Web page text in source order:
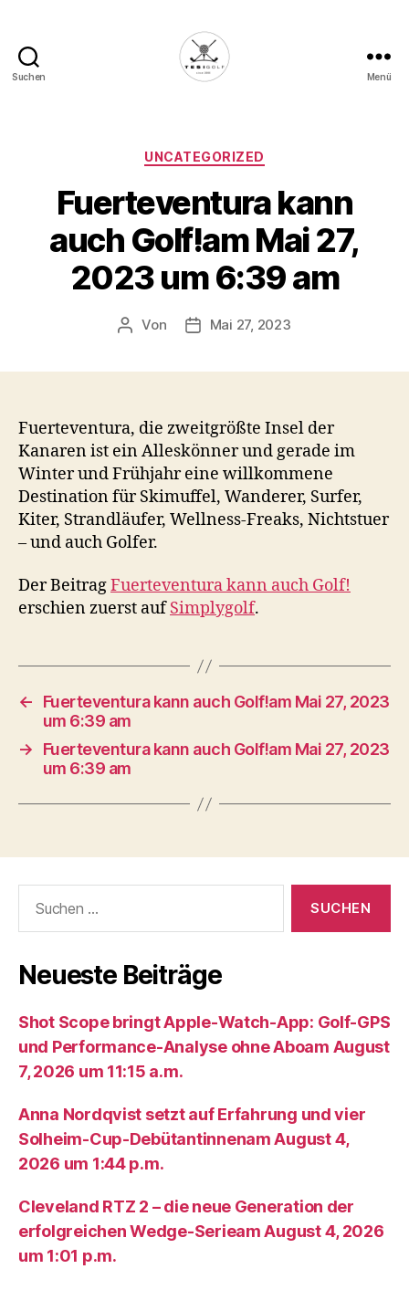
Suchen
Deine
Plattform
für
Golfbegeisterte!
Menü
Kategorien
UNCATEGORIZED
Fuerteventura kann
auch Golf!am Mai 27,
2023 um 6:39 am
Beitragsautor
Von Veröffentlichungsdatum
Mai 27, 2023
Fuerteventura, die zweitgrößte Insel der
Kanaren ist ein Alleskönner und gerade im
Winter und Frühjahr eine willkommene
Destination für Skimuffel, Wanderer, Surfer,
Kiter, Strandläufer, Wellness-Freaks, Nichtstuer
– und auch Golfer.
Der BeitragFuerteventura kann auch Golf!
erschien zuerst aufSimplygolf.
←
Fuerteventura kann auch Golf!am Mai 27, 2023
um 6:39 am
→
Fuerteventura kann auch Golf!am Mai 27, 2023
um 6:39 am
nach:
Neueste Beiträge
Shot Scope bringt Apple-Watch-App: Golf-GPS
und Performance-Analyse ohne Aboam August
7, 2026 um 11:15 a.m.
Anna Nordqvist setzt auf Erfahrung und vier
Solheim-Cup-Debütantinnenam August 4,
2026 um 1:44 p.m.
Cleveland RTZ 2 – die neue Generation der
erfolgreichen Wedge-Serieam August 4, 2026
um 1:01 p.m.